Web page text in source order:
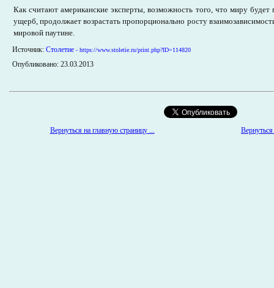
Как считают американские эксперты, возможность того, что миру будет
ущерб, продолжает возрастать пропорционально росту
мировой паутине.
Источник: Столетие - https://www.stoletie.ru/print.php?ID=114820
Опубликовано: 23.03.2013
Вернуться